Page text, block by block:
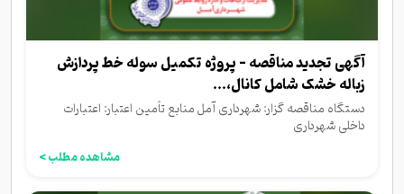
آگهی تجدید مناقصه - پروژه تکمیل سوله خط پردازش
زباله خشک شامل کانال،...
دستگاه مناقصه گزار: شهرداری آمل منابع تأمین اعتبار: اعتبارات
داخلی شهرداری
مشاهده مطلب >